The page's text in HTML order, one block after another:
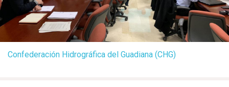
Confederación Hidrográfica del Guadiana (CHG)